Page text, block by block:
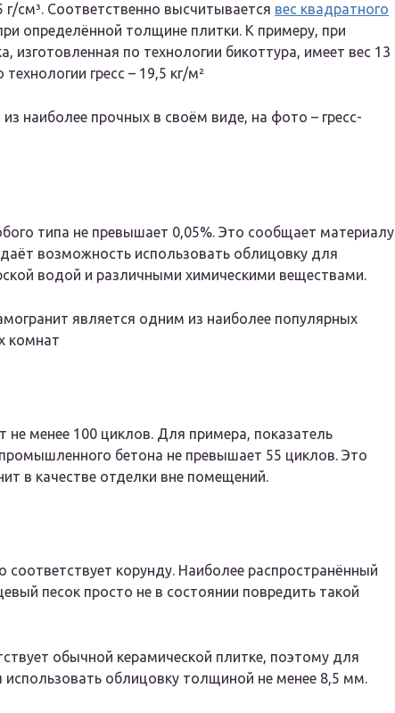
см³. Соответственно высчитывается вес квадратного
определённой толщине плитки. К примеру, при
по технологии бикоттура, имеет вес 13
гресс – 19,5 кг/м²
наиболее прочных в своём виде, на фото – гресс-
типа не превышает 0,05%. Это сообщает материалу
возможность использовать облицовку для
водой и различными химическими веществами.
является одним из наиболее популярных
комнат
не менее 100 циклов. Для примера, показатель
бетона не превышает 55 циклов. Это
в качестве отделки вне помещений.
корунду. Наиболее распространённый
песок просто не в состоянии повредить такой
обычной керамической плитке, поэтому для
облицовку толщиной не менее 8,5 мм.